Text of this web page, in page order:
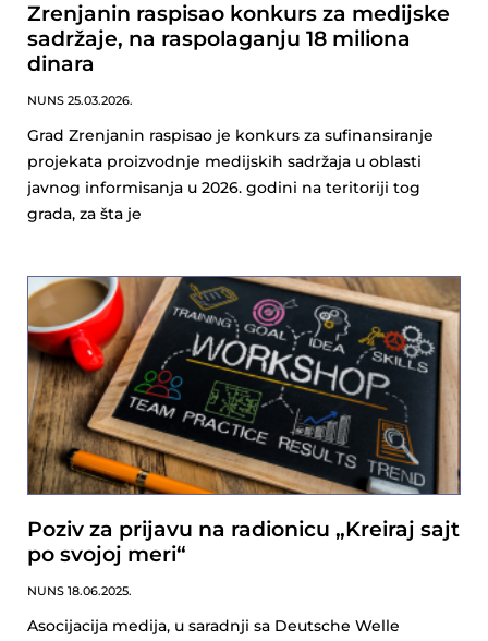
Zrenjanin raspisao konkurs za medijske
sadržaje, na raspolaganju 18 miliona
dinara
NUNS 25.03.2026.
Grad Zrenjanin raspisao je konkurs za sufinansiranje
projekata proizvodnje medijskih sadržaja u oblasti
javnog informisanja u 2026. godini na teritoriji tog
grada, za šta je
Poziv za prijavu na radionicu „Kreiraj sajt
po svojoj meri“
NUNS 18.06.2025.
Asocijacija medija, u saradnji sa Deutsche Welle